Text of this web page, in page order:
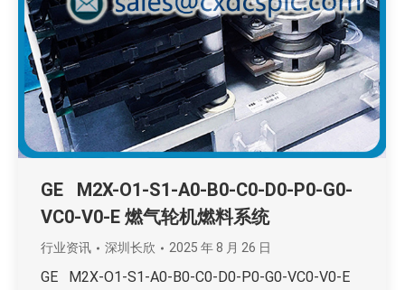
GE M2X-O1-S1-A0-B0-C0-D0-P0-G0-
VC0-V0-E 燃气轮机燃料系统
行业资讯 深圳长欣 2025 年 8 月 26 日
GE M2X-O1-S1-A0-B0-C0-D0-P0-G0-VC0-V0-E